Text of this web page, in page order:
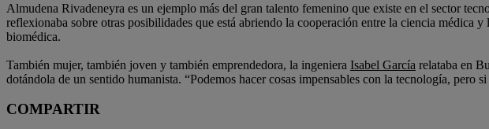
Almudena Rivadeneyra es un ejemplo más del gran talento femenino que existe en el sector
reflexionaba sobre otras posibilidades que está abriendo la cooperación entre la ciencia médica
biomédica.
También mujer, también joven y también emprendedora, la ingeniera Isabel García relataba en
dotándola de un sentido humanista. “Podemos hacer cosas impensables con la tecnología, pero
COMPARTIR